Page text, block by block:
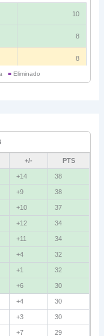
10
8
8
5
11
■Eliminado
+/- PTS
+14 38
+9 38
+10 37
+12 34
+11 34
+4 32
+1 32
+6 30
+4 30
+3 30
+7 29